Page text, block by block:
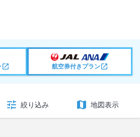
航空券付きプラン
絞り込み 地図表示